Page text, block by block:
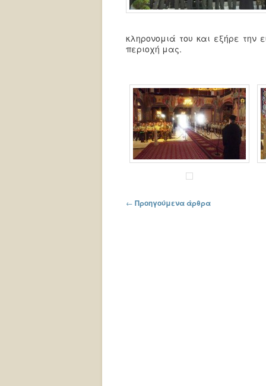
κληρονομιά του και εξήρε την
περιοχή μας.
Πλοήγηση στα άρθρα
← Προηγούμενα άρθρα